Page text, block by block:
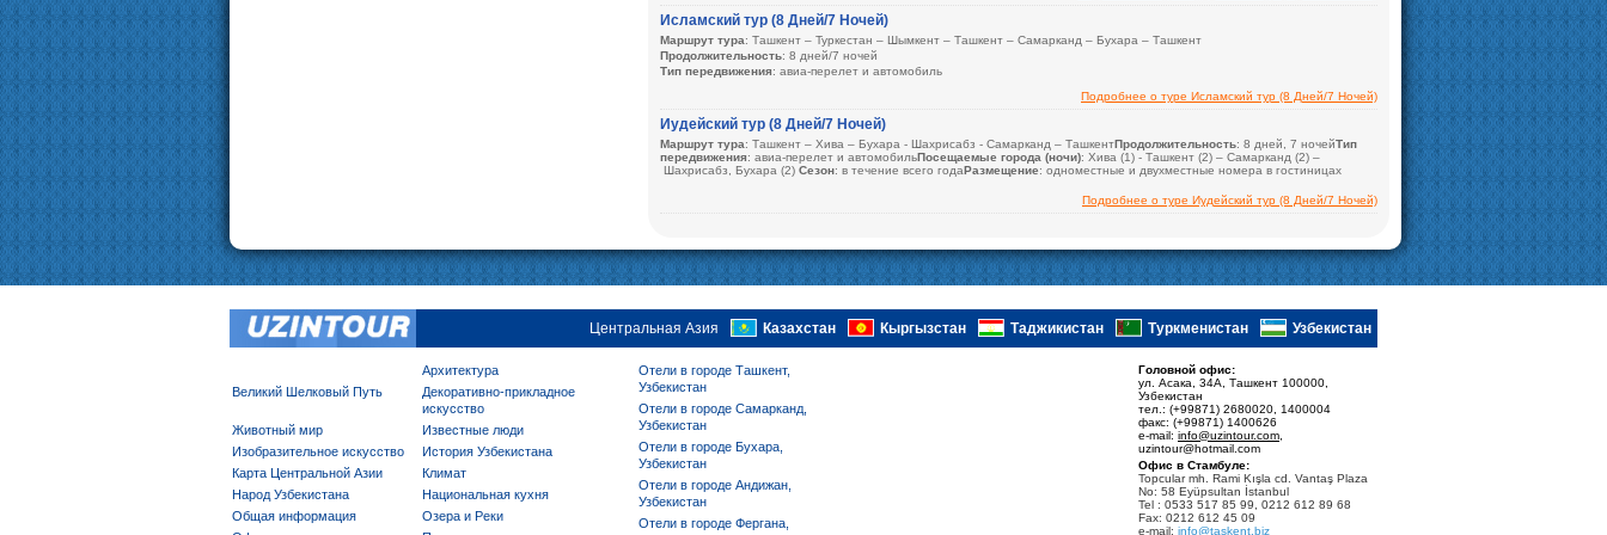
Исламский тур (8 Дней/7 Ночей)
Маршрут тура: Ташкент – Туркестан – Шымкент – Ташкент – Самарканд – Бухара – Ташкент
Продолжительность: 8 дней/7 ночей
Тип передвижения: авиа-перелет и автомобиль
Сезон
: с марта до ноября
Размещение: одноместные и двухместные номера в гостиницах
Описание:Путешествие по исламским святым местам Узбекистана и Казахстана
Подробнее о туре Исламский тур (8 Дней/7 Ночей)
Иудейский тур (8 Дней/7 Ночей)
Маршрут тура: Ташкент – Хива – Бухара - Шахрисабз - Самарканд – ТашкентПродолжительность: 8 дней, 7 ночейТип
передвижения: авиа-перелет и автомобильПосещаемые города (ночи): Хива (1) - Ташкент (2) – Самарканд (2) –
Шахрисабз, Бухара (2) Сезон: в течение всего годаРазмещение: одноместные и двухместные номера в гостиницах
Подробнее о туре Иудейский тур (8 Дней/7 Ночей)
Центральная Азия Казахстан Кыргызстан Таджикистан Туркменистан Узбекистан
Архитектура
Великий Шелковый Путь
Декоративно-прикладное
искусство
Животный мир
Известные люди
Изобразительное искусство
История Узбекистана
Карта Центральной Азии
Климат
Народ Узбекистана
Национальная кухня
Общая информация
Озера и Реки
Отели в городе Ташкент,
Узбекистан
Отели в городе Самарканд,
Узбекистан
Отели в городе Бухара,
Узбекистан
Отели в городе Андижан,
Узбекистан
Отели в городе Фергана,
Головной офис:
ул. Асака, 34А, Ташкент 100000,
Узбекистан
тел.: (+99871) 2680020, 1400004
факс: (+99871) 1400626
e-mail: info@uzintour.com
uzintour@hotmail.com
Офис в Стамбуле:
Topcular mh. Rami Kışla cd. Vantaş Plaza
No: 58 Eyüpsultan İstanbul
Tel : 0533 517 85 99, 0212 612 89 68
Fax: 0212 612 45 09
e-mail: info@taskent.biz